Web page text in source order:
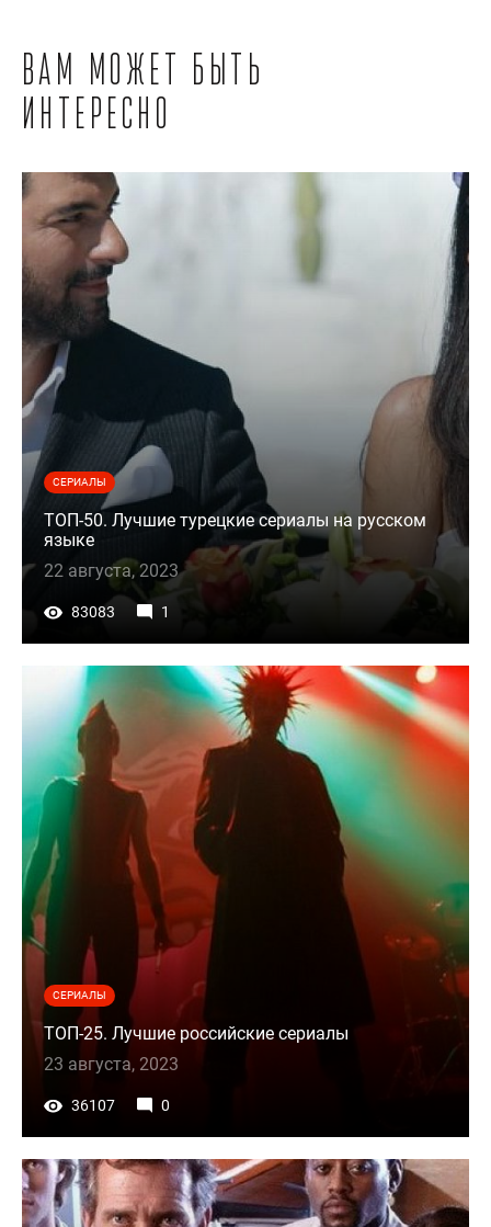
Вам может быть
интересно
СЕРИАЛЫ
ТОП-50. Лучшие турецкие сериалы на русском
языке
22 августа, 2023
83083 1
СЕРИАЛЫ
ТОП-25. Лучшие российские сериалы
23 августа, 2023
36107 0